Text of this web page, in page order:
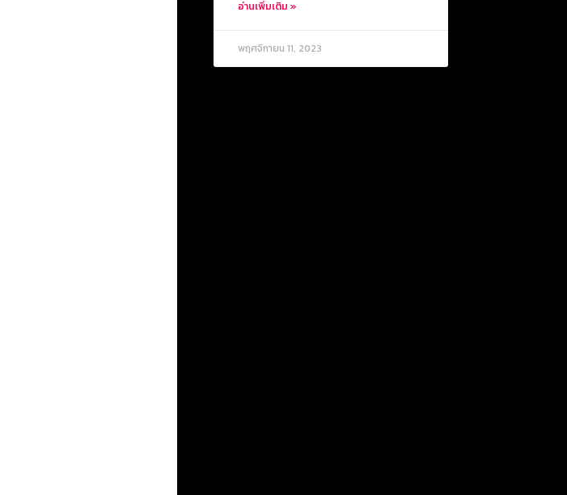
อ่านเพิ่มเติม »
พฤศจิกายน 11, 2023